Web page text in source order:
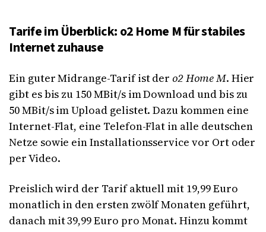
Tarife im Überblick: o2 Home M für stabiles
Internet zuhause
Ein guter Midrange-Tarif ist dero2 Home M. Hier
gibt es bis zu 150 MBit/s im Download und bis zu
50 MBit/s im Upload gelistet. Dazu kommen eine
Internet-Flat, eine Telefon-Flat in alle deutschen
Netze sowie ein Installationsservice vor Ort oder
per Video.
Preislich wird der Tarif aktuell mit 19,99 Euro
monatlich in den ersten zwölf Monaten geführt,
danach mit 39,99 Euro pro Monat. Hinzu kommt